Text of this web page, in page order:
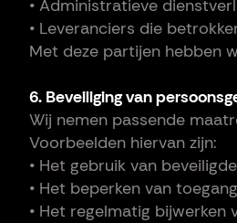
• Administratieve
• Leveranciers die
Met deze partijen hebben
6. Beveiliging van
Wij nemen passende
Voorbeelden hiervan zijn:
• Het gebruik van
• Het beperken van
• Het regelmatig bijwerken